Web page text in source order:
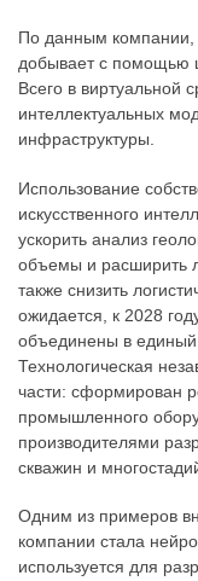
По данным компании,
добывает с помощью
Всего в виртуальной
интеллектуальных
инфраструктуры.
Использование
искусственного
ускорить анализ
объемы и расширить
также снизить
ожидается, к 2028
объединены в
Технологическая
части: сформирован
промышленного
производителями
скважин и
Одним из примеров
компании стала
используется для